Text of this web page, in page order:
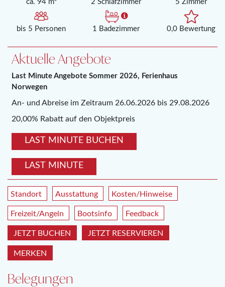
ca. 94 m² 2 Schlafzimmer 5 Zimmer
bis 5 Personen 1 Badezimmer 0,0 Bewertung
Aktuelle Angebote
Last Minute Angebote Sommer 2026, Ferienhaus
Norwegen
An- und Abreise im Zeitraum 26.06.2026 bis 29.08.2026
20,00% Rabatt auf den Objektpreis
LAST MINUTE BUCHEN
LAST MINUTE
Standort Ausstattung Kosten/Hinweise
Freizeit/Angeln Bootsinfo Feedback
JETZT BUCHEN JETZT RESERVIEREN
MERKEN
Belegungen